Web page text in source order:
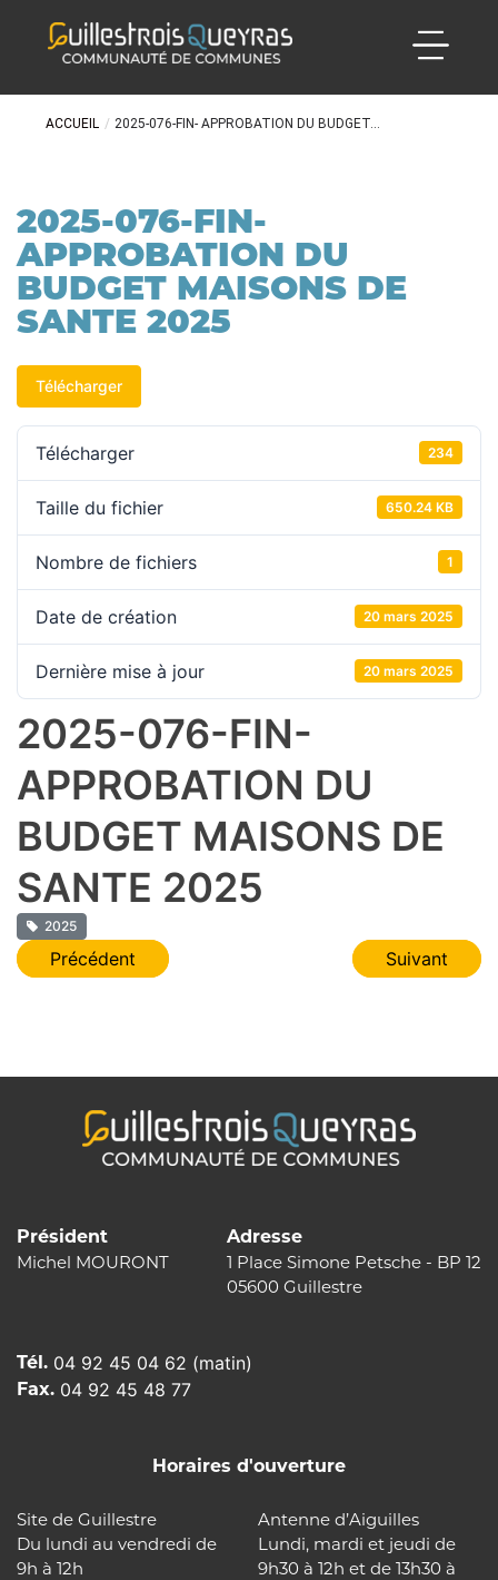
ACCUEIL / 2025-076-FIN- APPROBATION DU BUDGET...
2025-076-FIN-
APPROBATION DU
BUDGET MAISONS DE
SANTE 2025
Télécharger
Télécharger 234
Taille du fichier 650.24 KB
Nombre de fichiers 1
Date de création 20 mars 2025
Dernière mise à jour 20 mars 2025
2025-076-FIN-
APPROBATION DU
BUDGET MAISONS DE
SANTE 2025
2025
Navigation
Précédent Suivant
Président
Michel MOURONT
Adresse
1 Place Simone Petsche - BP 12
05600 Guillestre
Tél. 04 92 45 04 62 (matin)
Fax. 04 92 45 48 77
Horaires d'ouverture
Site de Guillestre
Du lundi au vendredi de
9h à 12h
Antenne d’Aiguilles
Lundi, mardi et jeudi de
9h30 à 12h et de 13h30 à